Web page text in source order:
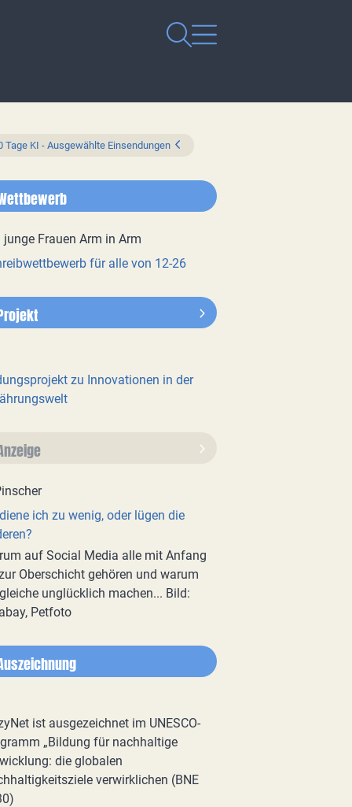
Tage KI - Ausgewählte Einsendungen
für alle von 12-26
zu Innovationen in der
ich zu wenig, oder lügen die
auf Social Media alle mit Anfang
Oberschicht gehören und warum
unglücklich machen... Bild:
Petfoto
ist ausgezeichnet im UNESCO-
„Bildung für nachhaltige
die globalen
verwirklichen (BNE